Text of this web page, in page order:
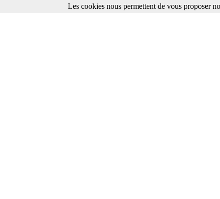
Les cookies nous permettent de vous proposer